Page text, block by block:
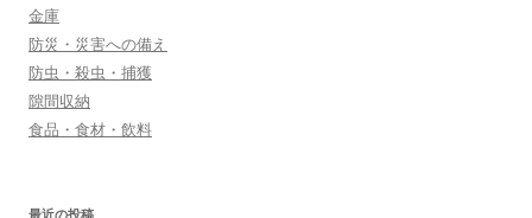
金庫
防災・災害への備え
防虫・殺虫・捕獲
隙間収納
食品・食材・飲料
最近の投稿